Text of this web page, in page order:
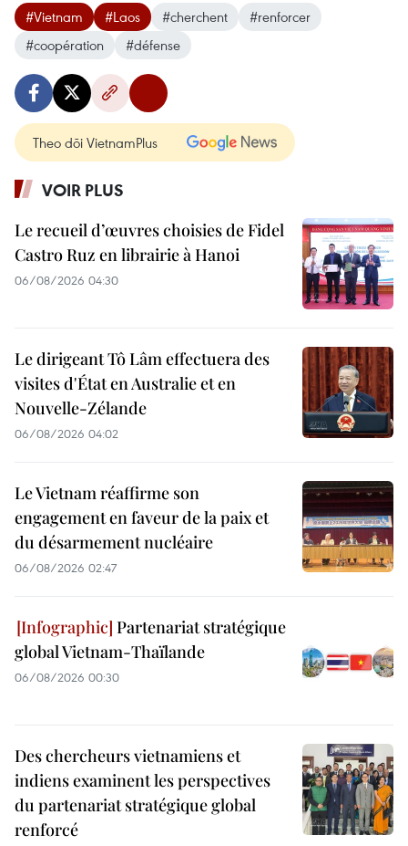
#Vietnam #Laos #cherchent
#renforcer
#coopération
#défense
Theo dõi VietnamPlus
VOIR PLUS
Le recueil d’œuvres choisies de Fidel
Castro Ruz en librairie à Hanoi
06/08/2026 04:30
Le dirigeant Tô Lâm effectuera des
visites d'État en Australie et en
Nouvelle-Zélande
06/08/2026 04:02
Le Vietnam réaffirme son
engagement en faveur de la paix et
du désarmement nucléaire
06/08/2026 02:47
Partenariat stratégique
global Vietnam-Thaïlande
06/08/2026 00:30
Des chercheurs vietnamiens et
indiens examinent les perspectives
du partenariat stratégique global
renforcé